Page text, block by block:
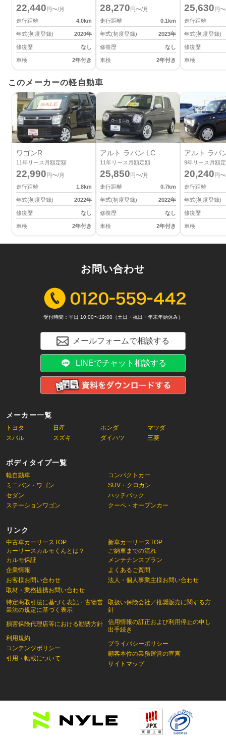
22,440円〜/月
走行距離
4.0km
年式(初度登録) 2020年
修復歴 なし
車検 2年付き
28,270円〜/月
走行距離
0.1km
年式(初度登録) 2023年
修復歴 なし
車検 2年付き
25,630円
走行距離
年式(初度登録)
修復歴
車検
このメーカーの軽自動車
ワゴンR
11年リース月額定額
22,990円〜/月
走行距離
1.8km
年式(初度登録) 2022年
修復歴 なし
車検 2年付き
アルト ラパン LC
11年リース月額定額
25,850円〜/月
走行距離
0.7km
年式(初度登録) 2022年
修復歴 なし
車検 2年付き
アルト ラパ
9年リース月額
20,240円
走行距離
年式(初度登録)
修復歴
車検
メーカー一覧
トヨタ 日産 ホンダ
マツダ
スバル
スズキ ダイハツ 三菱
ボディタイプ一覧
軽自動車
コンパクトカー
ミニバン・ワゴン
SUV・クロカン
セダン
ハッチバック
ステーションワゴン
クーペ・オープンカー
リンク
中古車カーリースTOP
カーリースカルモくんとは？
新車カーリースTOP
ご納車までの流れ
カルモ保証
企業情報
お客様お問い合わせ
取材・業務提携お問い合わせ
特定商取引法に基づく表記・古物営
業法の規定に基づく表示
損害保険代理店等における勧誘方針
利用規約
コンテンツポリシー
引用・転載について
メンテナンスプラン
よくあるご質問
法人・個人事業主様お問い合わせ
取扱い保険会社／推奨販売に関する方
針
信用情報の訂正および利用停止の申し
出手続き
プライバシーポリシー
顧客本位の業務運営の宣言
サイトマップ
お問い合わせ
受付時間：平日 10:00〜19:00（土日・祝日・年末年始休み）
メールフォームで相談する
LINEでチャット相談する